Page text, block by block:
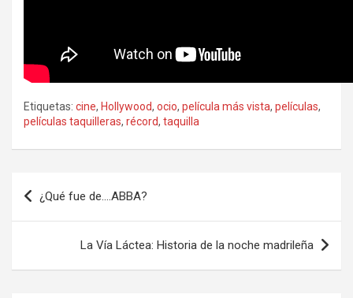
Etiquetas: cine, Hollywood, ocio, película más vista, películas,
películas taquilleras, récord, taquilla
Navegación
de
entradas
¿Qué fue de….ABBA?
La Vía Láctea: Historia de la noche madrileña